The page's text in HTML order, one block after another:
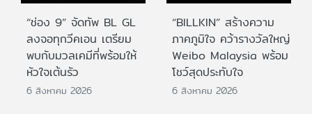
“ช่อง 9” จัดทัพ BL GL
ลงจอทุกวีคเอน เตรียม
พบกับมวลเคมีที่พร้อมให้
หัวใจเต้นรัว
6 สิงหาคม 2026
“BILLKIN” สร้างความ
ภาคภูมิใจ คว้ารางวัลใหญ่
Weibo Malaysia พร้อม
โชว์สุดประทับใจ
6 สิงหาคม 2026